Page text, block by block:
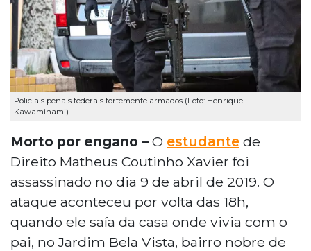
Policiais penais federais fortemente armados (Foto: Henrique
Kawaminami)
Morto por engano – O estudante de
Direito Matheus Coutinho Xavier foi
assassinado no dia 9 de abril de 2019. O
ataque aconteceu por volta das 18h,
quando ele saía da casa onde vivia com o
pai, no Jardim Bela Vista, bairro nobre de